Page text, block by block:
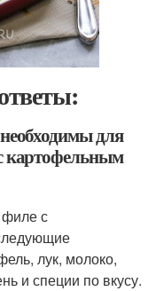
для
картофельным
филе с
лук, молоко,
и специи по вкусу.